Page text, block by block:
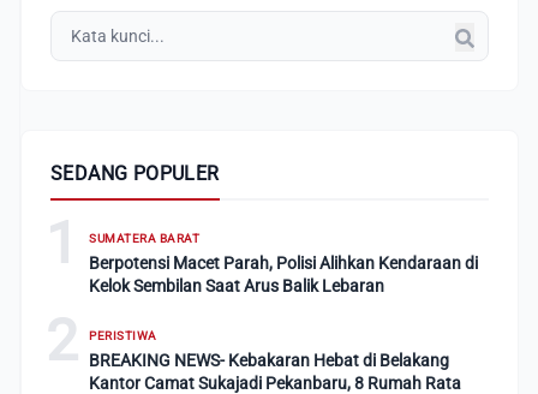
SEDANG POPULER
1 SUMATERA BARAT
Berpotensi Macet Parah, Polisi Alihkan Kendaraan di
Kelok Sembilan Saat Arus Balik Lebaran
2 PERISTIWA
BREAKING NEWS- Kebakaran Hebat di Belakang
Kantor Camat Sukajadi Pekanbaru, 8 Rumah Rata